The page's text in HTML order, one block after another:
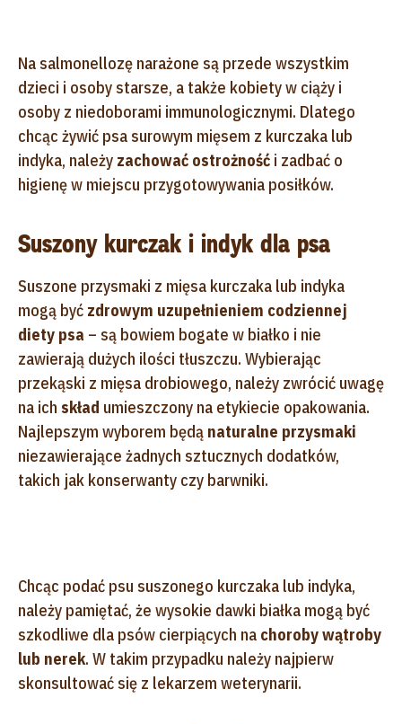
Na salmonellozę narażone są przede wszystkim
dzieci i osoby starsze, a także kobiety w ciąży i
osoby z niedoborami immunologicznymi. Dlatego
chcąc żywić psa surowym mięsem z kurczaka lub
indyka, należy zachować ostrożność i zadbać o
higienę w miejscu przygotowywania posiłków.
Suszony kurczak i indyk dla psa
Suszone przysmaki z mięsa kurczaka lub indyka
mogą być zdrowym uzupełnieniem codziennej
diety psa – są bowiem bogate w białko i nie
zawierają dużych ilości tłuszczu. Wybierając
przekąski z mięsa drobiowego, należy zwrócić uwagę
na ich skład umieszczony na etykiecie opakowania.
Najlepszym wyborem będą naturalne przysmaki
niezawierające żadnych sztucznych dodatków,
takich jak konserwanty czy barwniki.
Chcąc podać psu suszonego kurczaka lub indyka,
należy pamiętać, że wysokie dawki białka mogą być
szkodliwe dla psów cierpiących na choroby wątroby
lub nerek. W takim przypadku należy najpierw
skonsultować się z lekarzem weterynarii.